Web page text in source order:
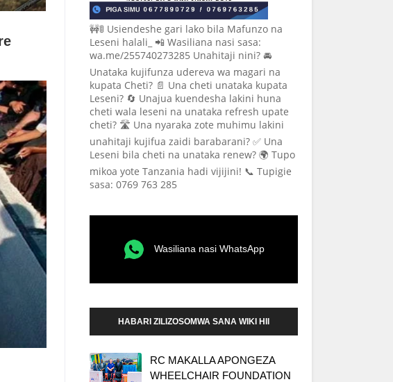
🚧🚦 Usiendeshe gari lako bila Mafunzo na
Leseni halali_ 📲 Wasiliana nasi sasa:
wa.me/255740273285 Unahitaji nini? 🚘
Unataka kujifunza udereva wa magari na
kupata Cheti? 📄 Una cheti unataka kupata
Leseni? 🔄 Unajua kuendesha lakini huna
cheti wala leseni na unataka refresh upate
cheti? 🛣️ Una nyaraka zote muhimu lakini
unahitaji kujifua zaidi barabarani? ✅ Una
Leseni bila cheti na unataka renew? 🌍 Tupo
mikoa yote Tanzania hadi vijijini! 📞 Tupigie
sasa: 0769 763 285
Wasiliana nasi WhatsApp
HABARI ZILIZOSOMWA SANA WIKI HII
RC MAKALLA APONGEZA
WHEELCHAIR FOUNDATION